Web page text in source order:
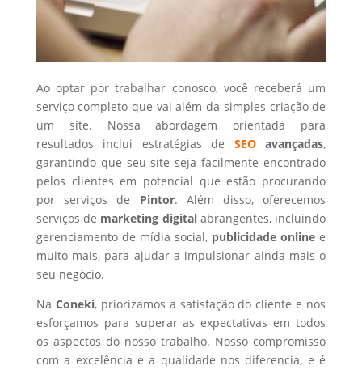
Ao optar por trabalhar conosco, você receberá um
serviço completo que vai além da simples criação de
um site. Nossa abordagem orientada para
resultados inclui estratégias de SEOavançadas,
garantindo que seu site seja facilmente encontrado
pelos clientes em potencial que estão procurando
por serviços de Pintor. Além disso, oferecemos
serviços de marketing digital abrangentes, incluindo
gerenciamento de mídia social, publicidade online e
muito mais, para ajudar a impulsionar ainda mais o
seu negócio.
Na Coneki, priorizamos a satisfação do cliente e nos
esforçamos para superar as expectativas em todos
os aspectos do nosso trabalho. Nosso compromisso
com a excelência e a qualidade nos diferencia, e é